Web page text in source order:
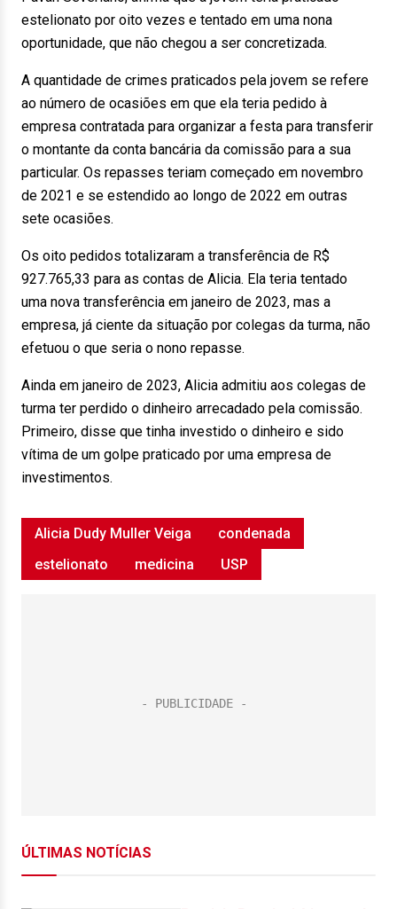
estelionato por oito vezes e tentado em uma nona
oportunidade, que não chegou a ser concretizada.
A quantidade de crimes praticados pela jovem se refere
ao número de ocasiões em que ela teria pedido à
empresa contratada para organizar a festa para transferir
o montante da conta bancária da comissão para a sua
particular. Os repasses teriam começado em novembro
de 2021 e se estendido ao longo de 2022 em outras
sete ocasiões.
Os oito pedidos totalizaram a transferência de R$
927.765,33 para as contas de Alicia. Ela teria tentado
uma nova transferência em janeiro de 2023, mas a
empresa, já ciente da situação por colegas da turma, não
efetuou o que seria o nono repasse.
Ainda em janeiro de 2023, Alicia admitiu aos colegas de
turma ter perdido o dinheiro arrecadado pela comissão.
Primeiro, disse que tinha investido o dinheiro e sido
vítima de um golpe praticado por uma empresa de
investimentos.
Alicia Dudy Muller Veiga
condenada
estelionato
medicina USP